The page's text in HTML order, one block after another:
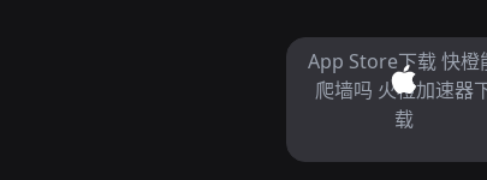
App Store下载 快橙
爬墙吗 火橙加速器
载